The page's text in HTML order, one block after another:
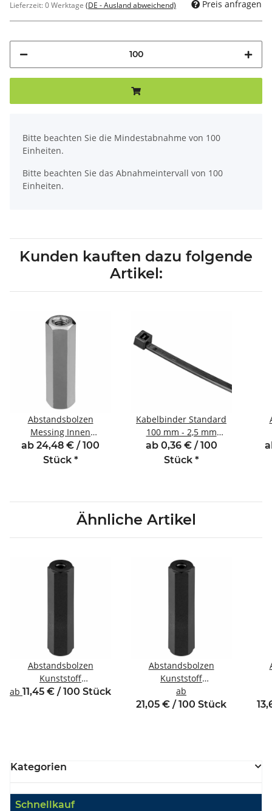
Lieferzeit:0 Werktage (DE - Ausland abweichend) Preis anfragen
Bitte beachten Sie die Mindestabnahme von 100
Einheiten.
Bitte beachten Sie das Abnahmeintervall von 100
Einheiten.
Kunden kauften dazu folgende
Artikel:
Abstandsbolzen
Messing Innen
/Innengewinde 25 mm
M3 SW5,5
ab 24,48 € / 100
Stück *
Kabelbinder Standard
100 mm - 2,5 mm
schwarz
ab 0,36 € / 100
Stück *
/
Ähnliche Artikel
Abstandsbolzen
Kunststoff
Innen/Innengewinde M3
ab 11,45 € / 100 Stück
Abstandsbolzen
Kunststoff
Innen/Innengewinde M6
SW10
ab
21,05 € / 100 Stück
Kategorien
Schnellkauf